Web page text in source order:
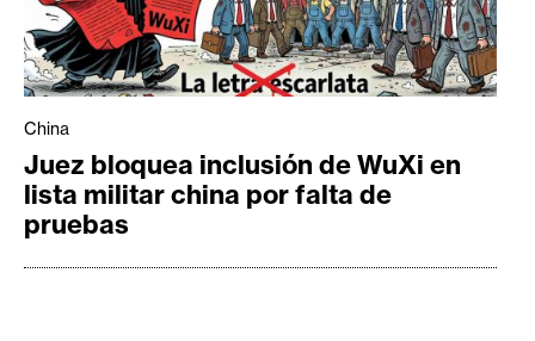
China
Juez bloquea inclusión de WuXi en
lista militar china por falta de
pruebas